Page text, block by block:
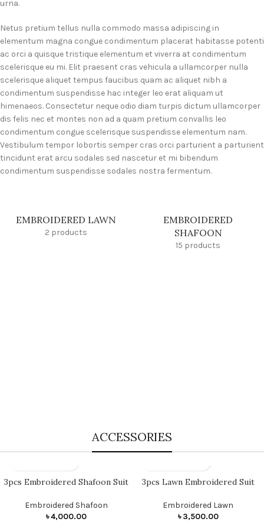
urna.
Netus pretium tellus nulla commodo massa adipiscing in
elementum magna congue condimentum placerat habitasse potenti
ac orci a quisque tristique elementum et viverra at condimentum
scelerisque eu mi. Elit praesent cras vehicula a ullamcorper nulla
scelerisque aliquet tempus faucibus quam ac aliquet nibh a
condimentum suspendisse hac integer leo erat aliquam ut
himenaeos. Consectetur neque odio diam turpis dictum ullamcorper
dis felis nec et montes non ad a quam pretium convallis leo
condimentum congue scelerisque suspendisse elementum nam.
Vestibulum tempor lobortis semper cras orci parturient a parturient
tincidunt erat arcu sodales sed nascetur et mi bibendum
condimentum suspendisse sodales nostra fermentum.
EMBROIDERED LAWN
2 products
EMBROIDERED
SHAFOON
15 products
ACCESSORIES
3pcs Embroidered Shafoon Suit
Embroidered Shafoon
৳4,000.00
3pcs Lawn Embroidered Suit
Embroidered Lawn
৳3,500.00